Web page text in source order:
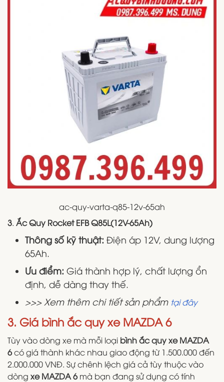
ac-quy-varta-q85-12v-65ah​​​​​​
3. Ắc Quy Rocket EFB Q85L(12V-65Ah)
Thông số kỹ thuật: Điện áp 12V, dung lượng
65Ah.
Ưu điểm: Giá thành hợp lý, chất lượng ổn
định, dễ dàng thay thế.
>>> Xem thêm chi tiết sản phẩm tại đây
3. Giá bình ắc quy xe MAZDA 6
Tùy vào dòng xe mà mỗi loại bình ắc quy xe MAZDA
6có giá thành khác nhau giao động từ 1.500.000 đến
2.000.000 VNĐ. Sự chênh lệch giá cả tùy thuộc vào
dòng xe MAZDA 6 mà bạn đang sử dụng có tính